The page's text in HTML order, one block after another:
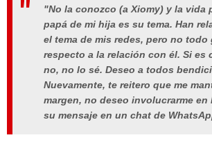
"No la conozco (a Xiomy) y la vida
papá de mi hija es su tema. Han
el tema de mis redes, pero no todo
respecto a la relación con él. Si es
no, no lo sé. Deseo a todos
Nuevamente, te reitero que me
margen, no deseo involucrarme en
su mensaje en un chat de